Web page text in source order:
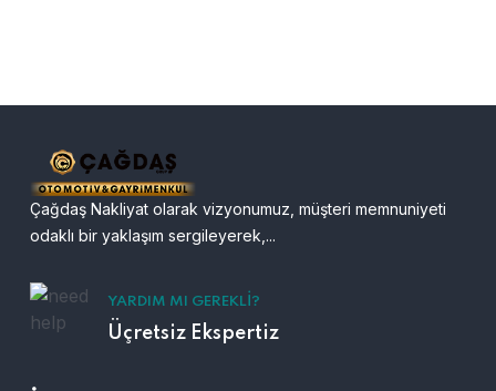
Çağdaş Nakliyat olarak vizyonumuz, müşteri memnuniyeti
odaklı bir yaklaşım sergileyerek,...
YARDIM MI GEREKLI?
Üçretsiz Ekspertiz